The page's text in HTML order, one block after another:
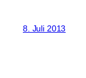
8. Juli 2013